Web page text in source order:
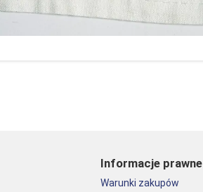
Informacje prawne
Warunki zakupów